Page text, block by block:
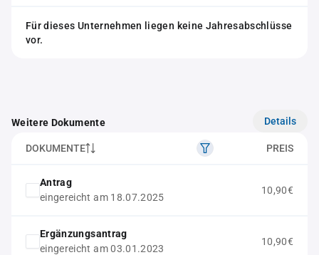
Für dieses Unternehmen liegen keine Jahresabschlüsse
vor.
Weitere Dokumente Details
DOKUMENTE PREIS
Antrag
eingereicht am 18.07.2025
10,90€
Ergänzungsantrag
eingereicht am 03.01.2023
10,90€